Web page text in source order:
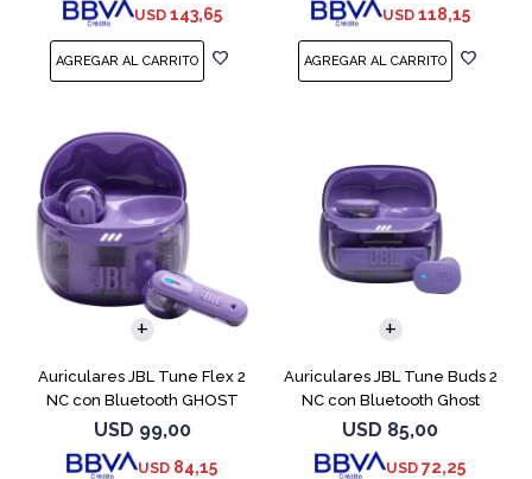
USD 143,65 USD 118,15
Auriculares JBL Tune Flex 2
NC con Bluetooth GHOST
EDITION
USD 99,00
USD 84,15
Auriculares JBL Tune Buds 2
NC con Bluetooth Ghost
USD 85,00
USD 72,25